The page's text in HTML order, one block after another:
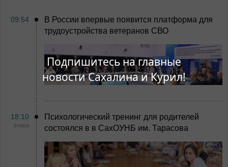
Подпишитесь на главные
новости Сахалина и Курил!
09:54
В России впервые появится платформа для
трудоустройства ветеранов СВО
18:10
вчера
Психологический тренинг для родителей
состоялся в в СахОУНБ им. Тарасова